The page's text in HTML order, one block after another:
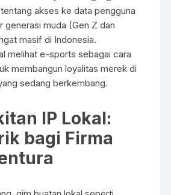
akses ke data pengguna
generasi muda (Gen Z dan
masif di Indonesia.
melihat e-sports sebagai cara
membangun loyalitas merek di
sedang berkembang.
IP Lokal:
bagi Firma